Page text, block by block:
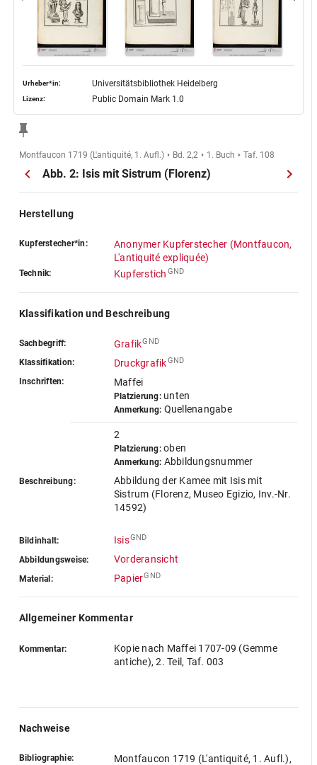
Urheber*in: Universitätsbibliothek Heidelberg
Lizenz: Public Domain Mark 1.0
Montfaucon 1719 (L'antiquité, 1. Aufl.) Bd. 2,2 1. Buch Taf. 108
Abb. 2: Isis mit Sistrum (Florenz)
Herstellung
Kupferstecher*in:
Anonymer Kupferstecher (Montfaucon,
L'antiquité expliquée)
Technik: Kupferstich GND
Klassifikation und Beschreibung
Sachbegriff: GrafikGND
Klassifikation: DruckgrafikGND
Inschriften: Maffei
Platzierung:unten
Anmerkung: Quellenangabe
2
Platzierung:oben
Anmerkung: Abbildungsnummer
Beschreibung:
Abbildung der Kamee mit Isis mit
Sistrum (Florenz, Museo Egizio, Inv.-Nr.
14592)
Bildinhalt: IsisGND
Abbildungsweise: Vorderansicht
Material: PapierGND
Allgemeiner Kommentar
Kommentar:
Kopie nach Maffei 1707-09 (Gemme
antiche), 2. Teil, Taf. 003
Nachweise
Bibliographie: Montfaucon 1719 (L'antiquité, 1. Aufl.),